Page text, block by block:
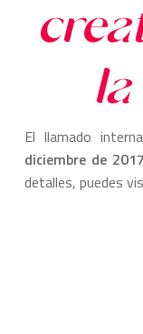
El llamado
diciembre de
detalles, puedes